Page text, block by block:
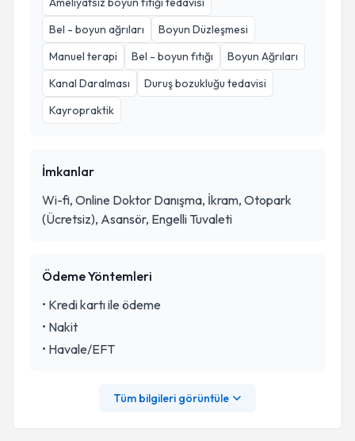
Bel - boyun ağrıları
Boyun Düzleşmesi
Manuel terapi
Bel - boyun fıtığı
Boyun Ağrıları
Kanal Daralması
Duruş bozukluğu tedavisi
Kayropraktik
İmkanlar
Wi-fi, Online Doktor Danışma, İkram, Otopark
(Ücretsiz), Asansör, Engelli Tuvaleti
Ödeme Yöntemleri
• Kredi kartı ile ödeme
• Nakit
• Havale/EFT
Tüm bilgileri görüntüle